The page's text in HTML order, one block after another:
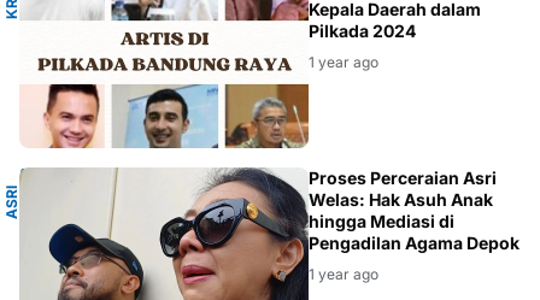
Kepala Daerah dalam
Pilkada 2024
1 year ago
A
S
R
I
W
E
L
AS
Proses Perceraian Asri
Welas: Hak Asuh Anak
hingga Mediasi di
Pengadilan Agama Depok
1 year ago